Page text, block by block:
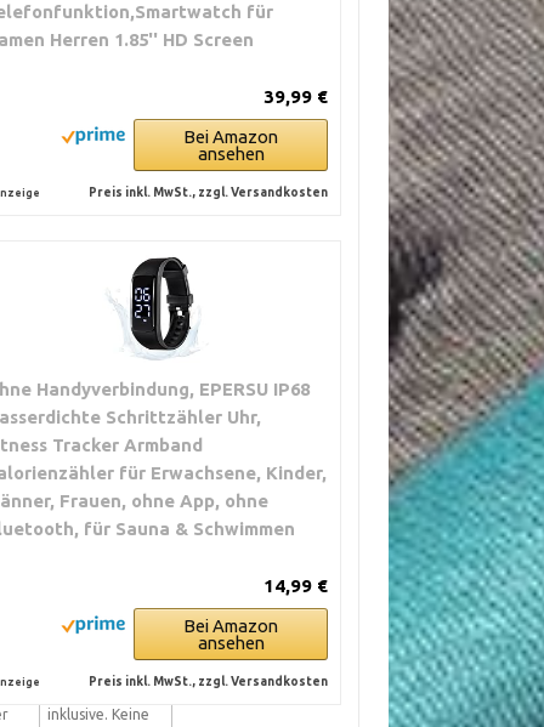
KOSTEN
Meist kostenlos.
Eventuell
Kabel meist
inklusive. Keine
für
Herren 1.85'' HD Screen
39,99 €
Bei Amazon
ansehen
Preis inkl. MwSt., zzgl. Versandkosten
Handyverbindung, EPERSU IP68
Schrittzähler Uhr,
Tracker Armband
für Erwachsene, Kinder,
Frauen, ohne App, ohne
für Sauna & Schwimmen
14,99 €
Bei Amazon
ansehen
Preis inkl. MwSt., zzgl. Versandkosten